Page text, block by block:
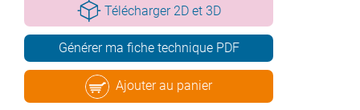
Télécharger 2D et 3D
Générer ma fiche technique PDF
Ajouter au panier